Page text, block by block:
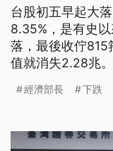
台股初五早起大
8.35%，是有史
落，最後收佇
值就消失2.28兆
（這條新聞標題
經濟部長 下跌